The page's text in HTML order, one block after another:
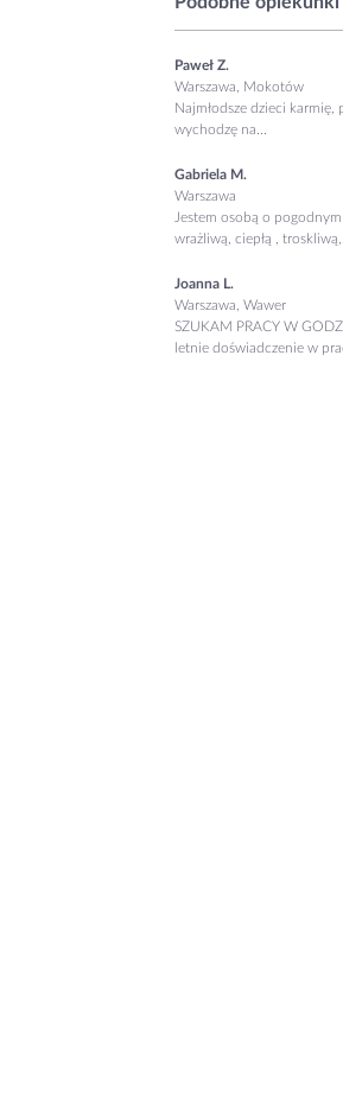
Paweł Z.
Warszawa, Mokotów
Najmłodsze dzieci karmię,
wychodzę na...
Gabriela M.
Warszawa
Jestem osobą o
wrażliwą, ciepłą ,
Joanna L.
Warszawa, Wawer
SZUKAM PRACY W
letnie doświadczenie w